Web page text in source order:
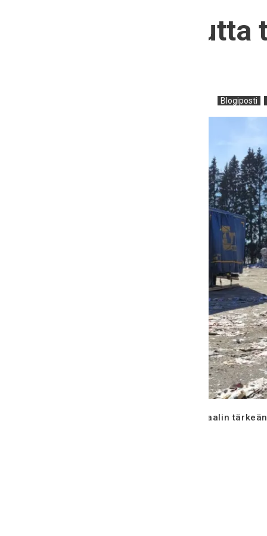
Blogiposti
Me näemme jätteen ja materiaalin